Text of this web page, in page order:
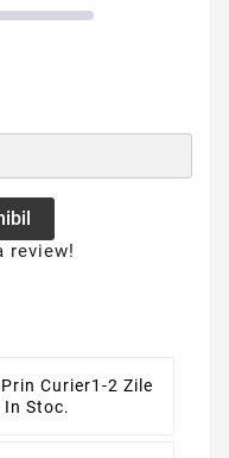
review!
Curier1-2 Zile
Stoc.